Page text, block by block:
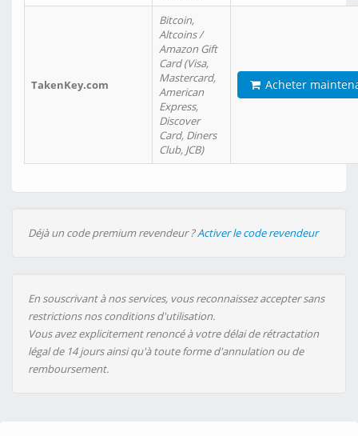
TakenKey.com
Bitcoin,
Altcoins /
Amazon Gift
Card (Visa,
Mastercard,
American
Express,
Discover
Card, Diners
Club, JCB)
Acheter
Déjà un code premium revendeur ?Activer le code revendeur
En souscrivant à nos services, vous reconnaissez accepter sans
restrictions nos conditions d'utilisation.
Vous avez explicitement renoncé à votre délai de rétractation
légal de 14 jours ainsi qu'à toute forme d'annulation ou de
remboursement.